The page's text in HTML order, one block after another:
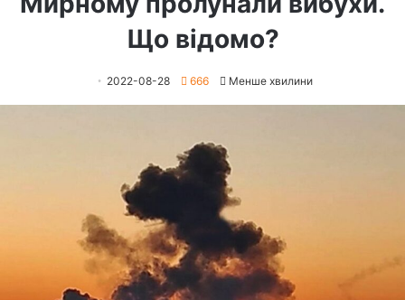
Що відомо?
2022-08-28 666 Менше хвилини